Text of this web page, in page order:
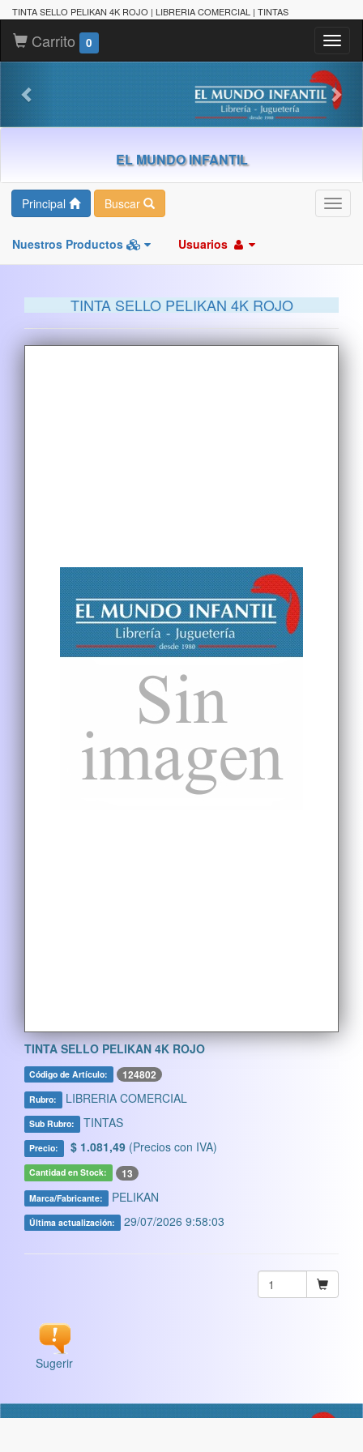
TINTA SELLO PELIKAN 4K ROJO | LIBRERIA COMERCIAL | TINTAS
Carrito 0
EL MUNDO INFANTIL
Principal Buscar
Nuestros Productos Usuarios
TINTA SELLO PELIKAN 4K ROJO
TINTA SELLO PELIKAN 4K ROJO
Código de Artículo: 124802
Rubro: LIBRERIA COMERCIAL
Sub Rubro: TINTAS
Precio: $ 1.081,49 (Precios con IVA)
Cantidad en Stock: 13
Marca/Fabricante: PELIKAN
Última actualización: 29/07/2026 9:58:03
Sugerir